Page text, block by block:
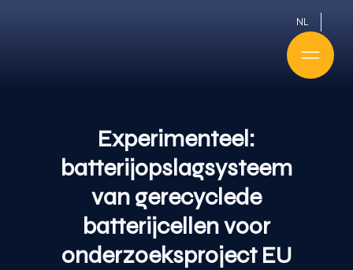
NL
Experimenteel:
batterijopslagsysteem
van gerecyclede
batterijcellen voor
onderzoeksproject EU